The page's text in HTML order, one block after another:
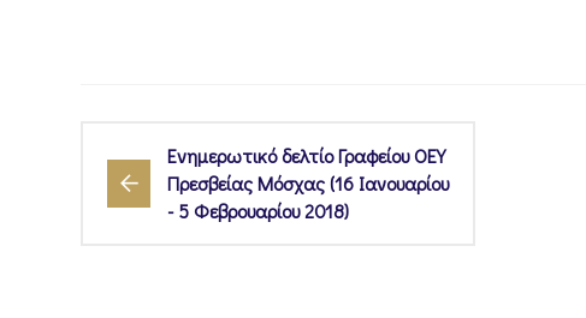
Ενημερωτικό δελτίο Γραφείου ΟΕΥ
Πρεσβείας Μόσχας (16 Ιανουαρίου
- 5 Φεβρουαρίου 2018)